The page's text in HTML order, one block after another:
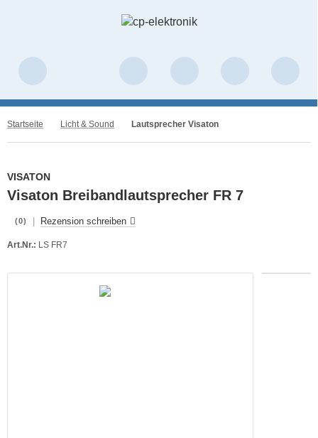
Startseite Licht & Sound Lautsprecher Visaton
VISATON
Visaton Breibandlautsprecher FR 7
(0) Rezension schreiben
Art.Nr.: LS FR7